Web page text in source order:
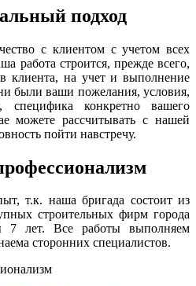
подход
с клиентом с учетом всех
работа строится, прежде всего,
клиента, на учет и выполнение
были ваши пожелания, условия,
специфика конкретно вашего
можете рассчитывать с нашей
пойти навстречу.
т.к. наша бригада состоит из
строительных фирм города
7 лет. Все работы выполняем
сторонних специалистов.